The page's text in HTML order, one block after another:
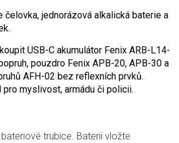
čelovka, jednorázová alkalická baterie a
USB-C akumulátor Fenix ARB-L14-
pouzdro Fenix APB-20, APB-30 a
AFH-02 bez reflexních prvků.
pro myslivost, armádu či policii.
trubice. Baterii vložte